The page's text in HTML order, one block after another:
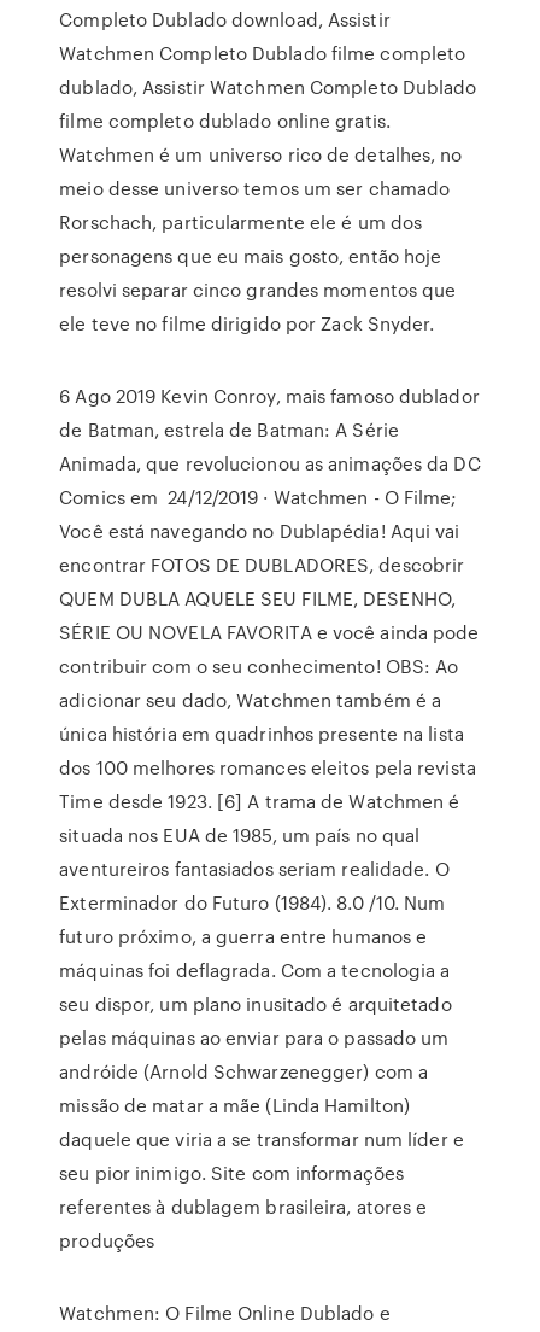
Completo Dublado download, Assistir
Watchmen Completo Dublado filme completo
dublado, Assistir Watchmen Completo Dublado
filme completo dublado online gratis.
Watchmen é um universo rico de detalhes, no
meio desse universo temos um ser chamado
Rorschach, particularmente ele é um dos
personagens que eu mais gosto, então hoje
resolvi separar cinco grandes momentos que
ele teve no filme dirigido por Zack Snyder.
6 Ago 2019 Kevin Conroy, mais famoso dublador
de Batman, estrela de Batman: A Série
Animada, que revolucionou as animações da DC
Comics em 24/12/2019 · Watchmen - O Filme;
Você está navegando no Dublapédia! Aqui vai
encontrar FOTOS DE DUBLADORES, descobrir
QUEM DUBLA AQUELE SEU FILME, DESENHO,
SÉRIE OU NOVELA FAVORITA e você ainda pode
contribuir com o seu conhecimento! OBS: Ao
adicionar seu dado, Watchmen também é a
única história em quadrinhos presente na lista
dos 100 melhores romances eleitos pela revista
Time desde 1923. [6] A trama de Watchmen é
situada nos EUA de 1985, um país no qual
aventureiros fantasiados seriam realidade. O
Exterminador do Futuro (1984). 8.0 /10. Num
futuro próximo, a guerra entre humanos e
máquinas foi deflagrada. Com a tecnologia a
seu dispor, um plano inusitado é arquitetado
pelas máquinas ao enviar para o passado um
andróide (Arnold Schwarzenegger) com a
missão de matar a mãe (Linda Hamilton)
daquele que viria a se transformar num líder e
seu pior inimigo. Site com informações
referentes à dublagem brasileira, atores e
produções
Watchmen: O Filme Online Dublado e